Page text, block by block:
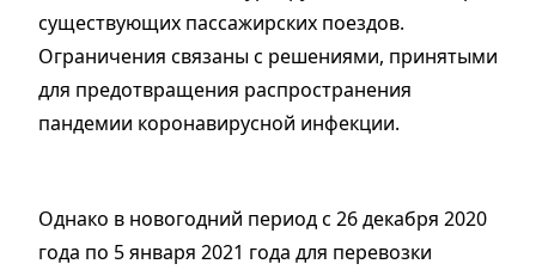
существующих пассажирских поездов.
Ограничения связаны с решениями, принятыми
для предотвращения распространения
пандемии коронавирусной инфекции.
Однако в новогодний период с 26 декабря 2020
года по 5 января 2021 года для перевозки